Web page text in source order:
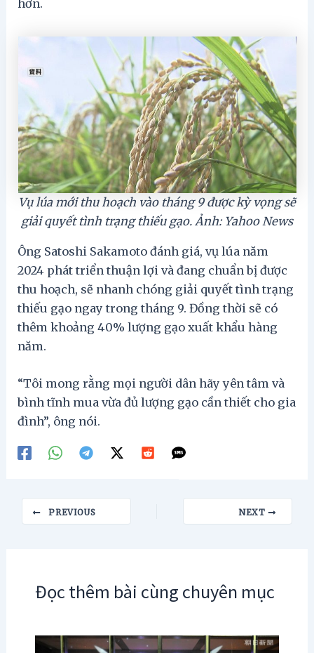
hơn.
Vụ lúa mới thu hoạch vào tháng 9 được kỳ vọng sẽ
giải quyết tình trạng thiếu gạo. Ảnh: Yahoo News
Ông Satoshi Sakamoto đánh giá, vụ lúa năm
2024 phát triển thuận lợi và đang chuẩn bị được
thu hoạch, sẽ nhanh chóng giải quyết tình trạng
thiếu gạo ngay trong tháng 9. Đồng thời sẽ có
thêm khoảng 40% lượng gạo xuất khẩu hàng
năm.
“Tôi mong rằng mọi người dân hãy yên tâm và
bình tĩnh mua vừa đủ lượng gạo cần thiết cho gia
đình”, ông nói.
navigation
PREVIOUS NEXT
Đọc thêm bài cùng chuyên mục